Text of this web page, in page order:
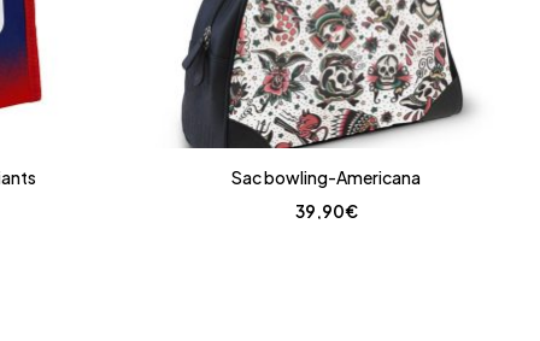
Sac bowling-Americana
39,90€